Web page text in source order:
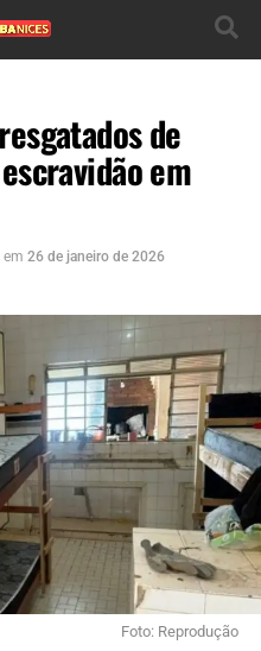
de
em
em 26 de janeiro de 2026
Foto: Reprodução